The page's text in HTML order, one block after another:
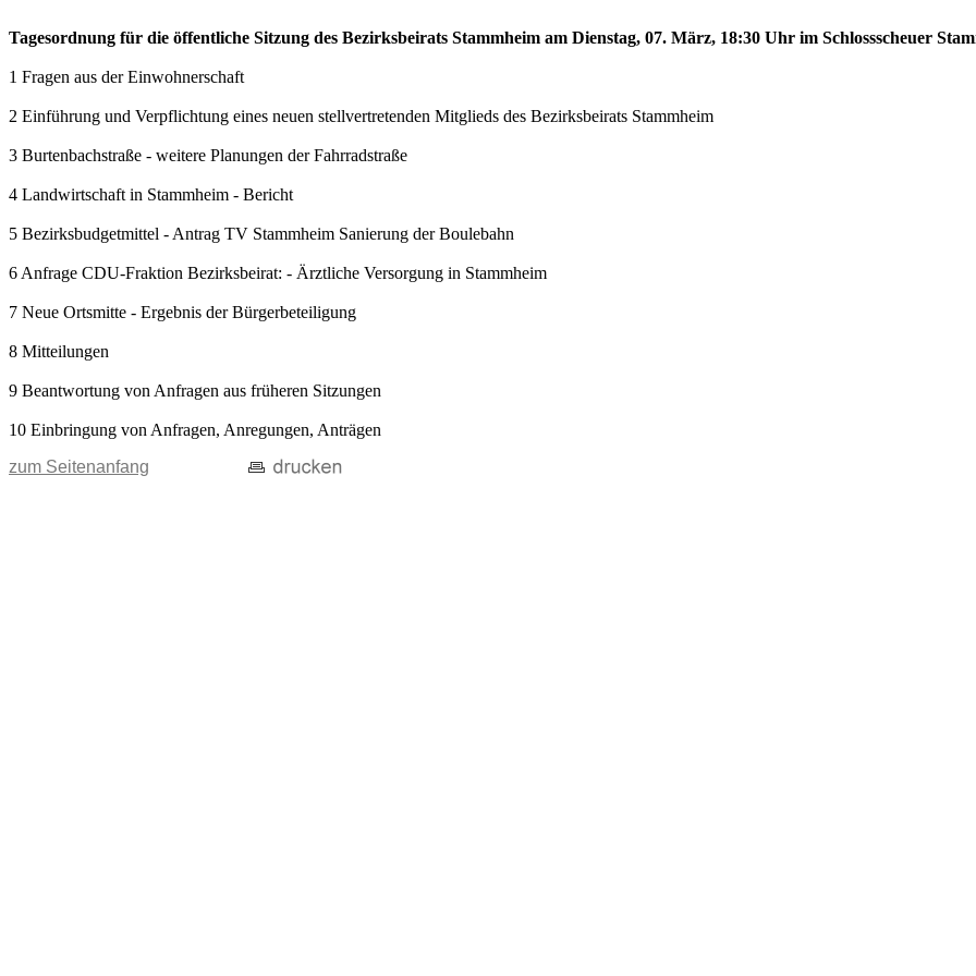
Tagesordnung für die öffentliche Sitzung des Bezirksbeirats Stammheim am Dienstag, 07. März, 18:30 Uhr im Schlossscheuer
1 Fragen aus der Einwohnerschaft
2 Einführung und Verpflichtung eines neuen stellvertretenden Mitglieds des Bezirksbeirats Stammheim
3 Burtenbachstraße - weitere Planungen der Fahrradstraße
4 Landwirtschaft in Stammheim - Bericht
5 Bezirksbudgetmittel - Antrag TV Stammheim Sanierung der Boulebahn
6 Anfrage CDU-Fraktion Bezirksbeirat: - Ärztliche Versorgung in Stammheim
7 Neue Ortsmitte - Ergebnis der Bürgerbeteiligung
8 Mitteilungen
9 Beantwortung von Anfragen aus früheren Sitzungen
10 Einbringung von Anfragen, Anregungen, Anträgen
zum Seitenanfang